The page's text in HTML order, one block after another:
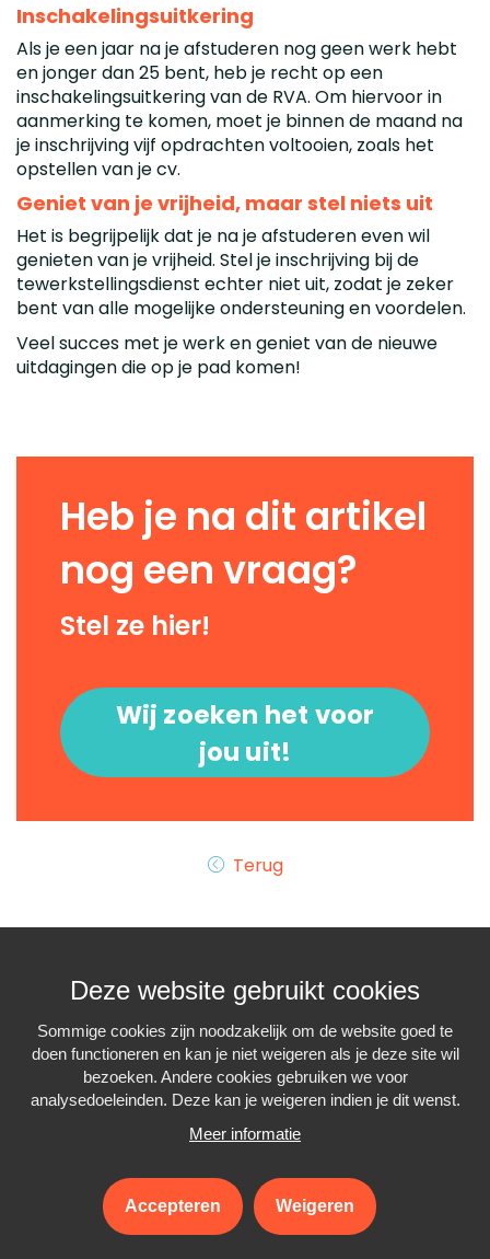
Inschakelingsuitkering
Als je een jaar na je afstuderen nog geen werk hebt
en jonger dan 25 bent, heb je recht op een
inschakelingsuitkering van de RVA. Om hiervoor in
aanmerking te komen, moet je binnen de maand na
je inschrijving vijf opdrachten voltooien, zoals het
opstellen van je cv.
Geniet van je vrijheid, maar stel niets uit
Het is begrijpelijk dat je na je afstuderen even wil
genieten van je vrijheid. Stel je inschrijving bij de
tewerkstellingsdienst echter niet uit, zodat je zeker
bent van alle mogelijke ondersteuning en voordelen.
Veel succes met je werk en geniet van de nieuwe
uitdagingen die op je pad komen!
Heb je na dit artikel
nog een vraag?
Stel ze hier!
Wij zoeken het voor
jou uit!
Terug
Interiminfo.be is eenproject vanTravi
met de steun van deFederale Overheid
Deze website gebruikt cookies
Sommige cookies zijn noodzakelijk om de website goed te
doen functioneren en kan je niet weigeren als je deze site wil
bezoeken. Andere cookies gebruiken we voor
analysedoeleinden. Deze kan je weigeren indien je dit wenst.
Meer informatie
Accepteren Weigeren